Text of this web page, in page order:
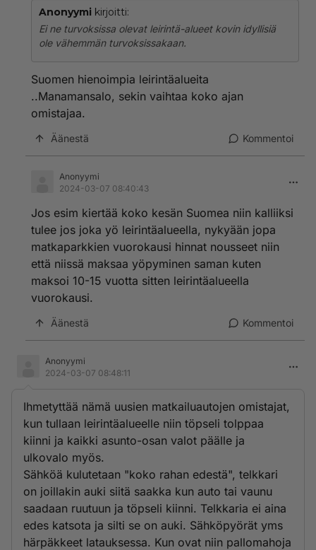
Anonyymi kirjoitti:
Ei ne turvoksissa olevat leirintä-alueet kovin idyllisiä
ole vähemmän turvoksissakaan.
Suomen hienoimpia leirintäalueita
..Manamansalo, sekin vaihtaa koko ajan
omistajaa.
Äänestä Kommentoi
Anonyymi
2024-03-07 08:40:43
Jos esim kiertää koko kesän Suomea niin kalliiksi
tulee jos joka yö leirintäalueella, nykyään jopa
matkaparkkien vuorokausi hinnat nousseet niin
että niissä maksaa yöpyminen saman kuten
maksoi 10-15 vuotta sitten leirintäalueella
vuorokausi.
Äänestä Kommentoi
Anonyymi
2024-03-07 08:48:11
Ihmetyttää nämä uusien matkailuautojen omistajat,
kun tullaan leirintäalueelle niin töpseli tolppaa
kiinni ja kaikki asunto-osan valot päälle ja
ulkovalo myös.
Sähköä kulutetaan "koko rahan edestä", telkkari
on joillakin auki siitä saakka kun auto tai vaunu
saadaan ruutuun ja töpseli kiinni. Telkkaria ei aina
edes katsota ja silti se on auki. Sähköpyörät yms
härpäkkeet latauksessa. Kun ovat niin pallomahoja